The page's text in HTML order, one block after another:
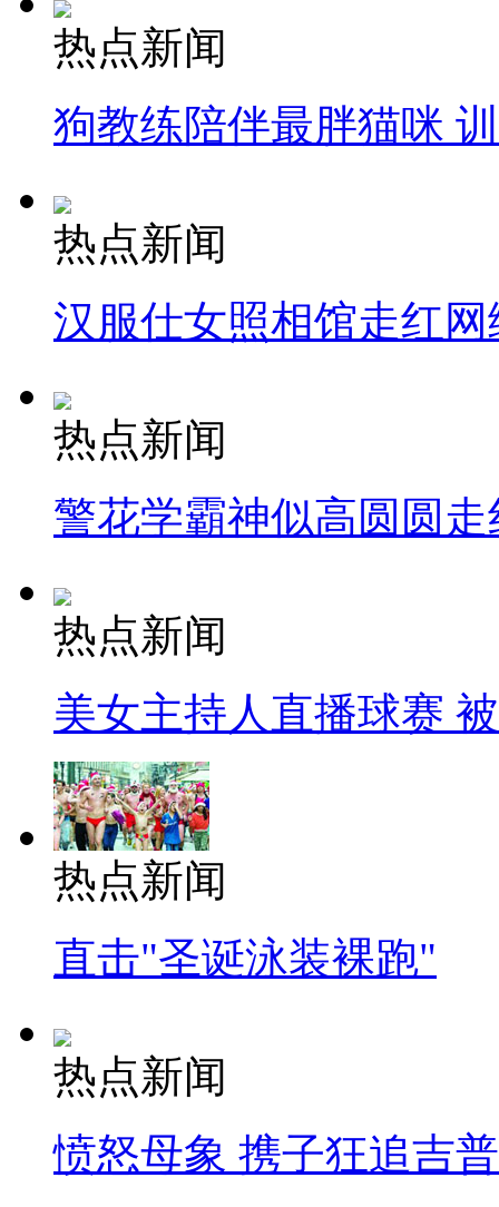
热点新闻
狗教练陪伴最胖猫咪
热点新闻
汉服仕女照相馆走红网
热点新闻
警花学霸神似高圆圆走
热点新闻
美女主持人直播球赛
热点新闻
直击"圣诞泳装裸跑"
热点新闻
愤怒母象 携子狂追吉